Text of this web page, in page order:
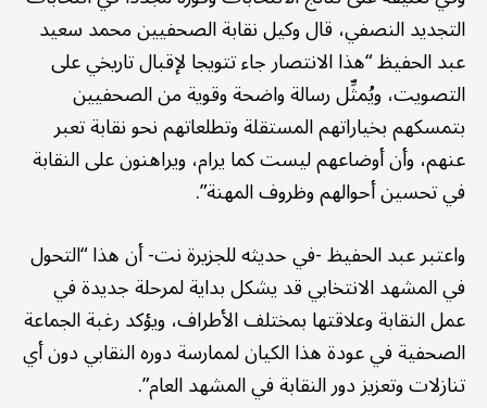
التجديد النصفي، قال وكيل نقابة الصحفيين محمد سعيد
عبد الحفيظ “هذا الانتصار جاء تتويجا لإقبال تاريخي على
التصويت، ويُمثِّل رسالة واضحة وقوية من الصحفيين
بتمسكهم بخياراتهم المستقلة وتطلعاتهم نحو نقابة تعبر
عنهم، وأن أوضاعهم ليست كما يرام، ويراهنون على النقابة
في تحسين أحوالهم وظروف المهنة”.
واعتبر عبد الحفيظ -في حديثه للجزيرة نت- أن هذا “التحول
في المشهد الانتخابي قد يشكل بداية لمرحلة جديدة في
عمل النقابة وعلاقتها بمختلف الأطراف، ويؤكد رغبة الجماعة
الصحفية في عودة هذا الكيان لممارسة دوره النقابي دون أي
تنازلات وتعزيز دور النقابة في المشهد العام”.